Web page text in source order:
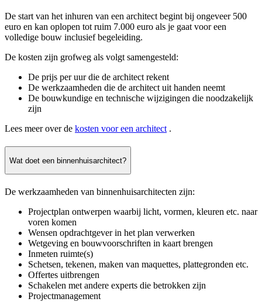
De start van het inhuren van een architect begint bij ongeveer 500
euro en kan oplopen tot ruim 7.000 euro als je gaat voor een
volledige bouw inclusief begeleiding.
De kosten zijn grofweg als volgt samengesteld:
De prijs per uur die de architect rekent
De werkzaamheden die de architect uit handen neemt
De bouwkundige en technische wijzigingen die noodzakelijk
zijn
Lees meer over de kosten voor een architect .
Wat doet een binnenhuisarchitect?
De werkzaamheden van binnenhuisarchitecten zijn:
Projectplan ontwerpen waarbij licht, vormen, kleuren etc. naar
voren komen
Wensen opdrachtgever in het plan verwerken
Wetgeving en bouwvoorschriften in kaart brengen
Inmeten ruimte(s)
Schetsen, tekenen, maken van maquettes, plattegronden etc.
Offertes uitbrengen
Schakelen met andere experts die betrokken zijn
Projectmanagement